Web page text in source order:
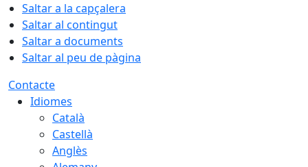
Saltar a la capçalera
Saltar al contingut
Saltar a documents
Saltar al peu de pàgina
Contacte
Idiomes
Català
Castellà
Anglès